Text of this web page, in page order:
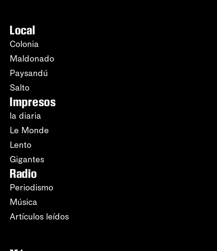
Local
Colonia
Maldonado
Paysandú
Salto
Impresos
la diaria
Le Monde
Lento
Gigantes
Radio
Periodismo
Música
Artículos leídos